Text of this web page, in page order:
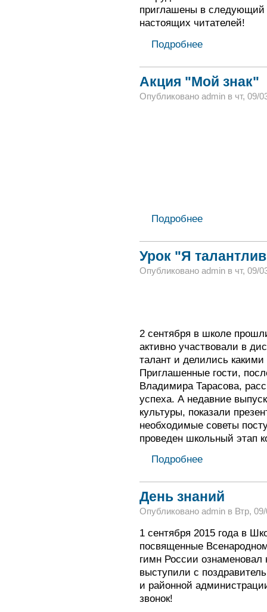
приглашены в следующий
настоящих читателей!
Подробнее
Акция "Мой знак"
Опубликовано admin в чт, 09/
Подробнее
Урок "Я
Опубликовано admin в чт, 09/
2 сентября в школе
активно участвовали в
талант и делились
Приглашенные гости,
Владимира Тарасова,
успеха. А недавние
культуры, показали
необходимые советы
проведен школьный этап
Подробнее
День знаний
Опубликовано admin в Втр,
1 сентября 2015 года в
посвященные
гимн России ознаменовал
выступили с
и районной
звонок!